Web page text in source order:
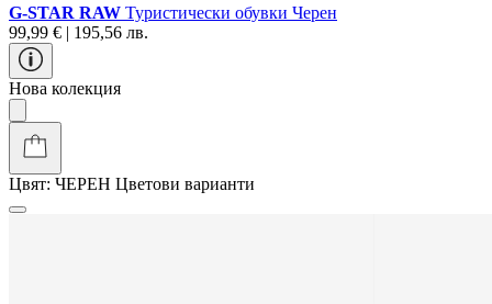
G-STAR RAW Туристически oбувки Черен
99,99 € | 195,56 лв.
Нова колекция
Цвят: ЧЕРЕН Цветови варианти